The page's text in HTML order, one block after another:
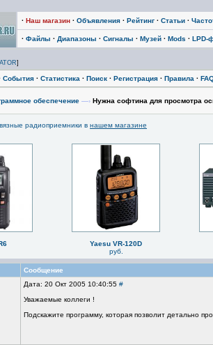
· Наш магазин · Объявления · Рейтинг · Статьи ·
· Файлы · Диапазоны · Сигналы · Музей · Mods · LPD-
]
События · Статистика · Поиск · Регистрация · Правила ·
обеспечение —› Нужна софтина для просмотра
радиоприемники в нашем магазине
Yaesu VR-120D
руб.
Сообщение
Дата: 20 Окт 2005 10:40:55 #
Уважаемые коллеги !
Подскажите программу, которая позволит детально